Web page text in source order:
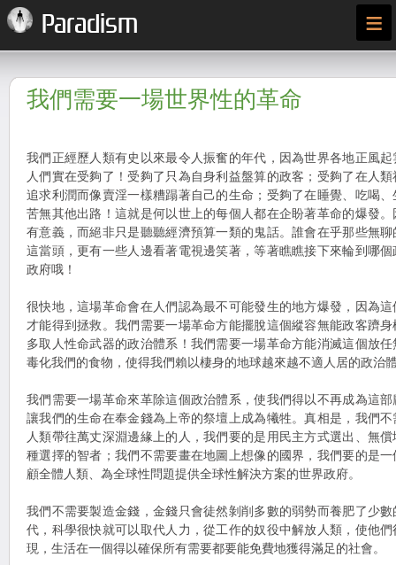
Paradism ≡
我們需要一場世界性的革命
我們正經歷人類有史以來最令人振奮的年代，因為世界各地正風
人們實在受夠了！受夠了只為自身利益盤算的政客；受夠了在人
追求利潤而像賣淫一樣糟蹋著自己的生命；受夠了在睡覺、吃喝
苦無其他出路！這就是何以世上的每個人都在企盼著革命的爆發
有意義，而絕非只是聽聽經濟預算一類的鬼話。誰會在乎那些無
這當頭，更有一些人邊看著電視邊笑著，等著瞧瞧接下來輪到哪
政府哦！
很快地，這場革命會在人們認為最不可能發生的地方爆發，因為
才能得到拯救。我們需要一場革命方能擺脫這個縱容無能政客躋
多取人性命武器的政治體系！我們需要一場革命方能消滅這個放
毒化我們的食物，使得我們賴以棲身的地球越來越不適人居的政治
我們需要一場革命來革除這個政治體系，使我們得以不再成為這
讓我們的生命在奉金錢為上帝的祭壇上成為犧牲。真相是，我們
人類帶往萬丈深淵邊緣上的人，我們要的是用民主方式選出、無
種選擇的智者；我們不需要畫在地圖上想像的國界，我們要的是
顧全體人類、為全球性問題提供全球性解決方案的世界政府。
我們不需要製造金錢，金錢只會徒然剝削多數的弱勢而養肥了少
代，科學很快就可以取代人力，從工作的奴役中解放人類，使他
現，生活在一個得以確保所有需要都要能免費地獲得滿足的社會。